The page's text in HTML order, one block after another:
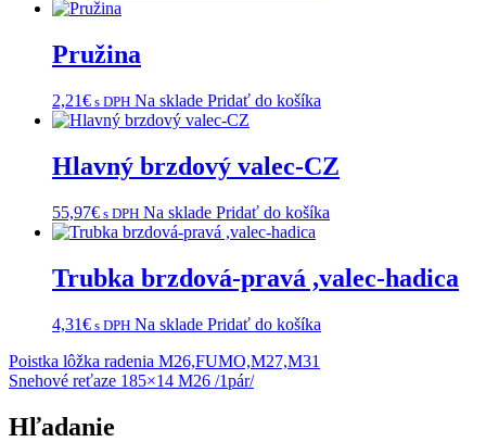
Pružina
2,21€ s DPH Na sklade Pridať do košíka
Hlavný brzdový valec-CZ
55,97€ s DPH Na sklade Pridať do košíka
Trubka brzdová-pravá ,valec-hadica
4,31€ s DPH Na sklade Pridať do košíka
Navigácia
v
článku
Poistka lôžka radenia M26,FUMO,M27,M31
Snehové reťaze 185×14 M26 /1pár/
Hľadanie